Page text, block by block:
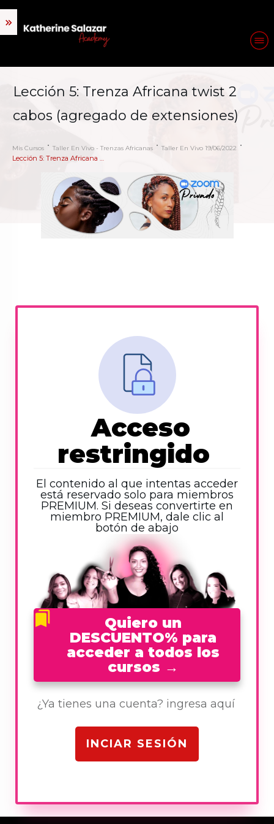
Lección 5: Trenza Africana twist 2
cabos (agregado de extensiones)
Mis Cursos Taller En Vivo - Trenzas Africanas Taller En Vivo 19/06/2022
Lección 5: Trenza Africana twist 2 cabos (agregado de extensiones)
Acceso
restringido
El contenido al que intentas acceder
está reservado solo para miembros
PREMIUM. Si deseas convertirte en
miembro PREMIUM, dale clic al
botón de abajo
Quiero un
DESCUENTO% para
acceder a todos los
cursos →
¿Ya tienes una cuenta? ingresa aquí
INCIAR SESIÓN